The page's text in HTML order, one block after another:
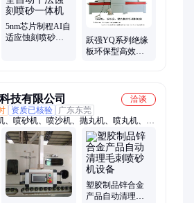
5nm芯片制程AI自
适应蚀刻喷砂机
跃强YQ系列绝缘
板环保型高效表
技有限公司
洽谈
资质已核验
广东东莞
、喷砂机、喷沙机、抛丸机、喷丸机、非
砂机、湿式喷砂机、双吊钩抛丸机、履带
塑胶制品锌合金
产品自动清理毛